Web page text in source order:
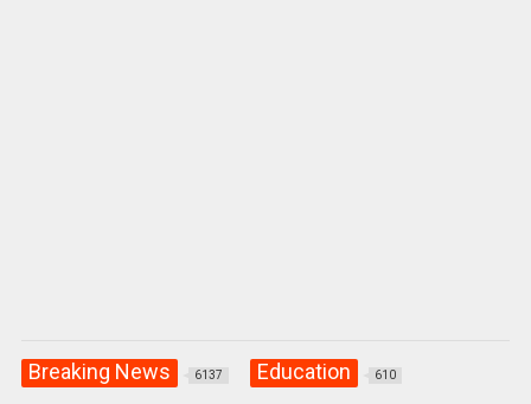
Breaking News 6137 Education 610